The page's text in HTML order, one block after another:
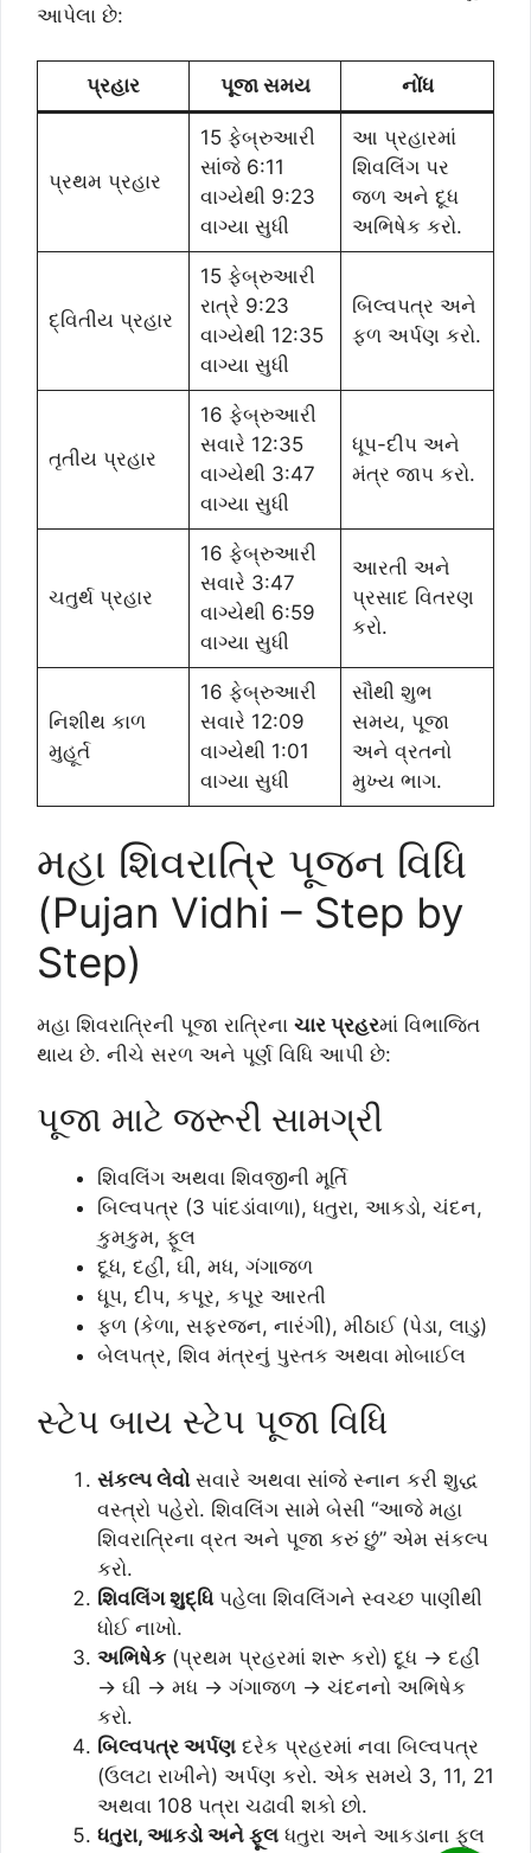
આપેલા છે:
પ્રહાર પૂજા સમય નોંધ
પ્રથમ પ્રહાર
15 ફેબ્રુઆરી
સાંજે 6:11
વાગ્યેથી 9:23
વાગ્યા સુધી
આ પ્રહારમાં
શિવલિંગ પર
જળ અને દૂધ
અભિષેક કરો.
દ્વિતીય પ્રહાર
15 ફેબ્રુઆરી
રાત્રે 9:23
વાગ્યેથી 12:35
વાગ્યા સુધી
બિલ્વપત્ર અને
ફળ અર્પણ કરો.
તૃતીય પ્રહાર
16 ફેબ્રુઆરી
સવારે 12:35
વાગ્યેથી 3:47
વાગ્યા સુધી
ધૂપ-દીપ અને
મંત્ર જાપ કરો.
ચતુર્થ પ્રહાર
16 ફેબ્રુઆરી
સવારે 3:47
વાગ્યેથી 6:59
વાગ્યા સુધી
આરતી અને
પ્રસાદ વિતરણ
કરો.
નિશીથ કાળ
મુહૂર્ત
16 ફેબ્રુઆરી
સવારે 12:09
વાગ્યેથી 1:01
વાગ્યા સુધી
સૌથી શુભ
સમય, પૂજા
અને વ્રતનો
મુખ્ય ભાગ.
મહા શિવરાત્રિ પૂજન વિધિ
(Pujan Vidhi – Step by
Step)
મહા શિવરાત્રિની પૂજા રાત્રિના ચાર પ્રહરમાં વિભાજિત
થાય છે. નીચે સરળ અને પૂર્ણ વિધિ આપી છે:
પૂજા માટે જરૂરી સામગ્રી
શિવલિંગ અથવા શિવજીની મૂર્તિ
બિલ્વપત્ર (3 પાંદડાંવાળા), ધતુરા, આકડો, ચંદન,
કુમકુમ, ફૂલ
દૂધ, દહીં, ઘી, મધ, ગંગાજળ
ધૂપ, દીપ, કપૂર, કપૂર આરતી
ફળ (કેળા, સફરજન, નારંગી), મીઠાઈ (પેડા, લાડુ)
બેલપત્ર, શિવ મંત્રનું પુસ્તક અથવા મોબાઈલ
સ્ટેપ બાય સ્ટેપ પૂજા વિધિ
સંકલ્પ લેવોસવારે અથવા સાંજે સ્નાન કરી શુદ્ધ
વસ્ત્રો પહેરો. શિવલિંગ સામે બેસી “આજે મહા
શિવરાત્રિના વ્રત અને પૂજા કરું છું” એમ સંકલ્પ
કરો.
શિવલિંગ શુદ્ધિપહેલા શિવલિંગને સ્વચ્છ પાણીથી
ધોઈ નાખો.
અભિષેક (પ્રથમ પ્રહરમાં શરૂ કરો) દૂધ → દહીં
→ ઘી → મધ → ગંગાજળ → ચંદનનો અભિષેક
કરો.
બિલ્વપત્ર અર્પણ દરેક પ્રહરમાં નવા બિલ્વપત્ર
(ઉલટા રાખીને) અર્પણ કરો. એક સમયે 3, 11, 21
અથવા 108 પત્રા ચઢાવી શકો છો.
ધતુરા, આકડો અને ફૂલ ધતુરા અને આકડાના ફૂલ